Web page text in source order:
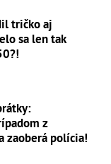
tričko aj
sa len tak
z
zaoberá polícia!